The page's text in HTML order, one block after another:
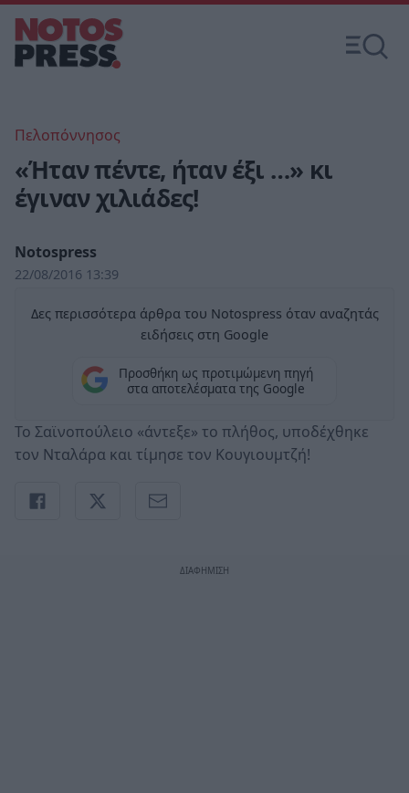
Πελοπόννησος
«Ήταν πέντε, ήταν έξι …» κι
έγιναν χιλιάδες!
Notospress
22/08/2016 13:39
Δες περισσότερα άρθρα του Notospress όταν αναζητάς
ειδήσεις στη Google
Προσθήκη ως προτιμώμενη πηγή
στα αποτελέσματα της Google
Το Σαϊνοπούλειο «άντεξε» το πλήθος, υποδέχθηκε
τον Νταλάρα και τίμησε τον Κουγιουμτζή!